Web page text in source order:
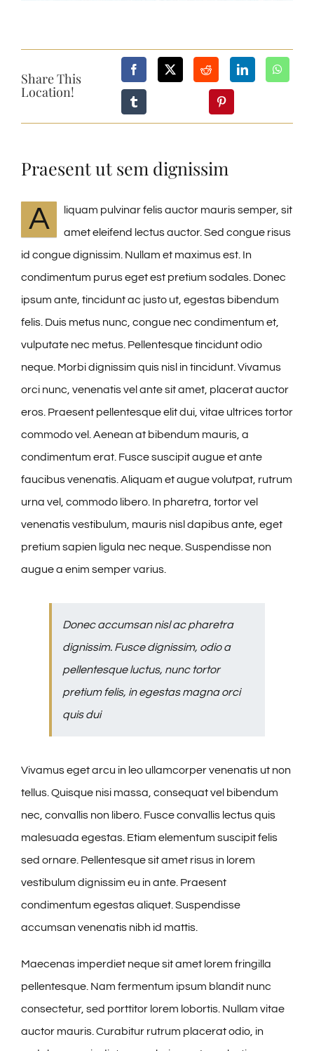
Share This
Location!
Praesent ut sem dignissim
A
liquam pulvinar felis auctor mauris semper, sit
amet eleifend lectus auctor. Sed congue risus
id congue dignissim. Nullam et maximus est. In
condimentum purus eget est pretium sodales. Donec
ipsum ante, tincidunt ac justo ut, egestas bibendum
felis. Duis metus nunc, congue nec condimentum et,
vulputate nec metus. Pellentesque tincidunt odio
neque. Morbi dignissim quis nisl in tincidunt. Vivamus
orci nunc, venenatis vel ante sit amet, placerat auctor
eros. Praesent pellentesque elit dui, vitae ultrices tortor
commodo vel. Aenean at bibendum mauris, a
condimentum erat. Fusce suscipit augue et ante
faucibus venenatis. Aliquam et augue volutpat, rutrum
urna vel, commodo libero. In pharetra, tortor vel
venenatis vestibulum, mauris nisl dapibus ante, eget
pretium sapien ligula nec neque. Suspendisse non
augue a enim semper varius.
Donec accumsan nisl ac pharetra
dignissim. Fusce dignissim, odio a
pellentesque luctus, nunc tortor
pretium felis, in egestas magna orci
quis dui
Vivamus eget arcu in leo ullamcorper venenatis ut non
tellus. Quisque nisi massa, consequat vel bibendum
nec, convallis non libero. Fusce convallis lectus quis
malesuada egestas. Etiam elementum suscipit felis
sed ornare. Pellentesque sit amet risus in lorem
vestibulum dignissim eu in ante. Praesent
condimentum egestas aliquet. Suspendisse
accumsan venenatis nibh id mattis.
Maecenas imperdiet neque sit amet lorem fringilla
pellentesque. Nam fermentum ipsum blandit nunc
consectetur, sed porttitor lorem lobortis. Nullam vitae
auctor mauris. Curabitur rutrum placerat odio, in